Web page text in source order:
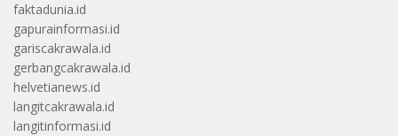
faktadunia.id
gapurainformasi.id
gariscakrawala.id
gerbangcakrawala.id
helvetianews.id
langitcakrawala.id
langitinformasi.id